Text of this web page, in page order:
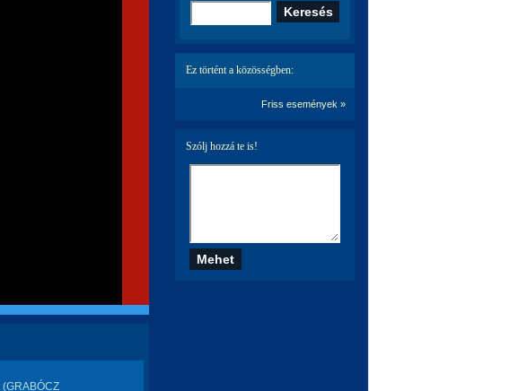
Ez történt a közösségben:
Friss események »
Szólj hozzá te is!